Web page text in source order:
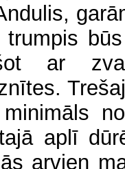
trumpis
ar
aplī
arvien